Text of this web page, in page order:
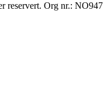
reservert. Org nr.: NO947